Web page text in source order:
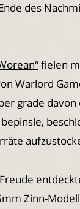
des
fielen
Warlord
grade davon
Zinn-